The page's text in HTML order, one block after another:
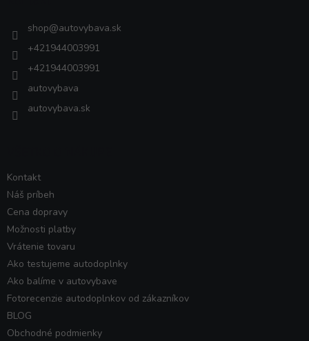
shop@autovybava.sk
+421944003991
+421944003991
autovybava
autovybava.sk
Kontakt
Náš príbeh
Cena dopravy
Možnosti platby
Vrátenie tovaru
Ako testujeme autodoplnky
Ako balíme v autovybave
Fotorecenzie autodoplnkov od zákazníkov
BLOG
Obchodné podmienky